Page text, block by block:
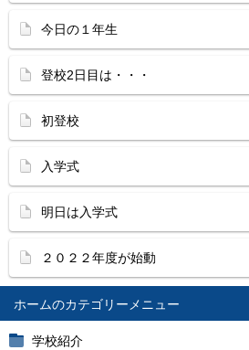
ホーム
学校紹介
今日の１年生
登校2日目は・・・
初登校
入学式
明日は入学式
２０２２年度が始動